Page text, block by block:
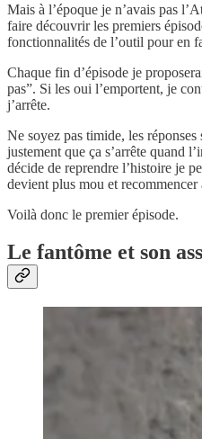
Mais à l’époque je n’avais pas
faire découvrir les premiers
fonctionnalités de l’outil pour en
Chaque fin d’épisode je
pas”. Si les oui l’emportent, je
j’arrête.
Ne soyez pas timide, les
justement que ça s’arrête quand
décide de reprendre l’histoire je
devient plus mou et recommencer
Voilà donc le premier épisode.
Le fantôme et son